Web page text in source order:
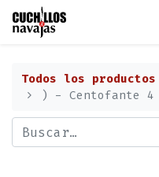
Todos los productos
) - Centofante 4